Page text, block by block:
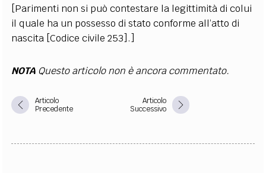
[Parimenti non si può contestare la legittimità di colui
il quale ha un possesso di stato conforme all’atto di
nascita [Codice civile 253].]
NOTA Questo articolo non è ancora commentato.
Articolo
Precedente
Articolo
Successivo